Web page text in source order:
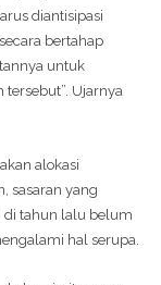
diantisipasi
bertahap
untuk
Ujarnya
alokasi
sasaran yang
di tahun lalu belum
hal serupa.